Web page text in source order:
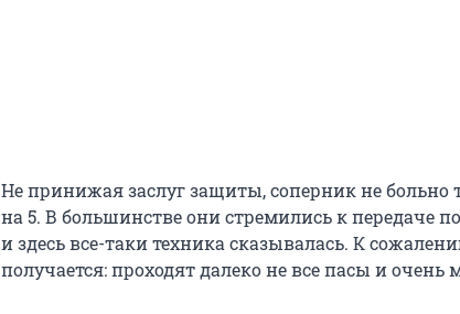
Не принижая заслуг защиты, соперник не больно
на 5. В большинстве они стремились к передаче
и здесь все-таки техника сказывалась. К
получается: проходят далеко не все пасы и очень